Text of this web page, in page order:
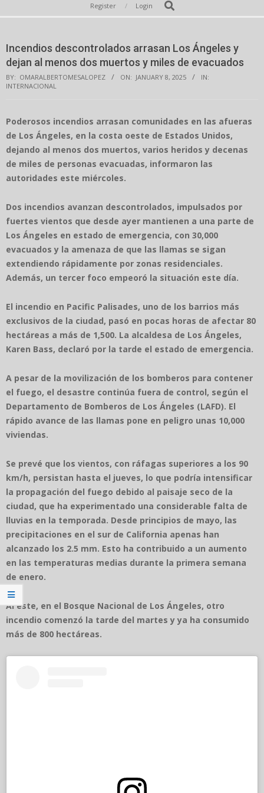
Navigation
Register Login Search
Incendios descontrolados arrasan Los Ángeles y
dejan al menos dos muertos y miles de evacuados
BY: OMARALBERTOMESALOPEZ ON: JANUARY 8, 2025
IN:
INTERNACIONAL
Poderosos incendios arrasan comunidades en las afueras
de Los Ángeles, en la costa oeste de Estados Unidos,
dejando al menos dos muertos, varios heridos y decenas
de miles de personas evacuadas, informaron las
autoridades este miércoles.
Dos incendios avanzan descontrolados, impulsados por
fuertes vientos que desde ayer mantienen a una parte de
Los Ángeles en estado de emergencia, con 30,000
evacuados y la amenaza de que las llamas se sigan
extendiendo rápidamente por zonas residenciales.
Además, un tercer foco empeoró la situación este día.
El incendio en Pacific Palisades, uno de los barrios más
exclusivos de la ciudad, pasó en pocas horas de afectar 80
hectáreas a más de 1,500. La alcaldesa de Los Ángeles,
Karen Bass, declaró por la tarde el estado de emergencia.
A pesar de la movilización de los bomberos para contener
el fuego, el desastre continúa fuera de control, según el
Departamento de Bomberos de Los Ángeles (LAFD). El
rápido avance de las llamas pone en peligro unas 10,000
viviendas.
Se prevé que los vientos, con ráfagas superiores a los 90
km/h, persistan hasta el jueves, lo que podría intensificar
la propagación del fuego debido al paisaje seco de la
ciudad, que ha experimentado una considerable falta de
lluvias en la temporada. Desde principios de mayo, las
precipitaciones en el sur de California apenas han
alcanzado los 2.5 mm. Esto ha contribuido a un aumento
en las temperaturas medias durante la primera semana
de enero.
Al este, en el Bosque Nacional de Los Ángeles, otro
incendio comenzó la tarde del martes y ya ha consumido
más de 800 hectáreas.